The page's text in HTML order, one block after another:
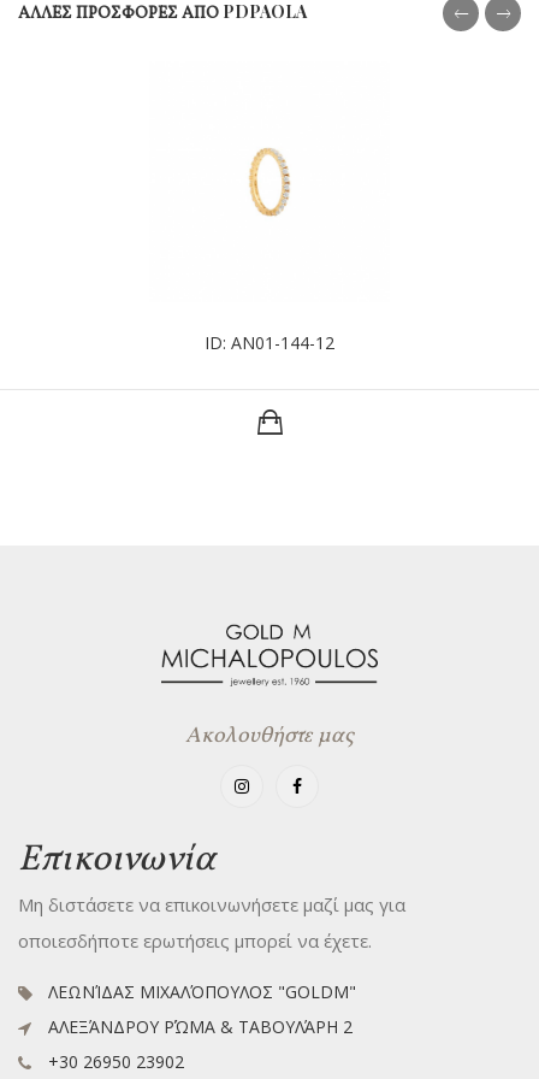
ΑΛΛΕΣ ΠΡΟΣΦΟΡΕΣ ΑΠΟ PDPAOLA
ID: AN01-144-12
Ακολουθήστε μας
Επικοινωνία
Μη διστάσετε να επικοινωνήσετε μαζί μας για
οποιεσδήποτε ερωτήσεις μπορεί να έχετε.
ΛΕΩΝΊΔΑΣ ΜΙΧΑΛΌΠΟΥΛΟΣ "GOLDM"
ΑΛΕΞΆΝΔΡΟΥ ΡΏΜΑ & ΤΑΒΟΥΛΆΡΗ 2
+30 26950 23902